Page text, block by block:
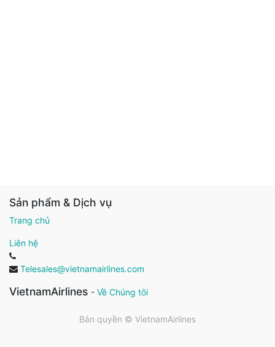
Sản phẩm & Dịch vụ
Trang chủ
Liên hệ
Telesales@vietnamairlines.com
VietnamAirlines - Về Chúng tôi
Bản quyền © VietnamAirlines